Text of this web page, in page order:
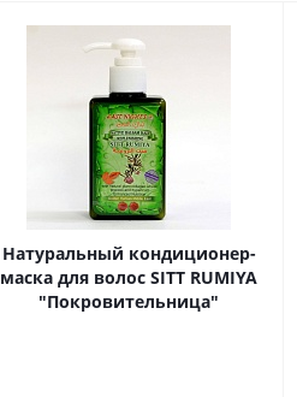
Натуральный кондиционер-
маска для волос SITT RUMIYA
"Покровительница"